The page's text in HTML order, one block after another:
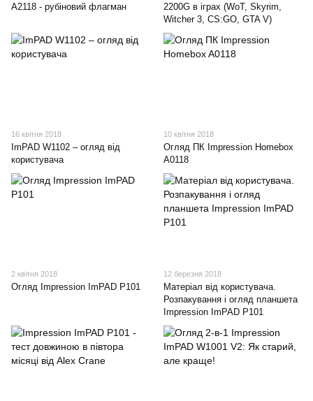
A2118 - рубіновий флагман
2200G в іграх (WoT, Skyrim,
Witcher 3, CS:GO, GTA V)
16 квітня 2018
ImPAD W1102 – огляд від
користувача
10 квітня 2018
Огляд ПК Impression Homebox
A0118
2 квітня 2018
Огляд Impression ImPAD P101
12 березня 2018
Матеріал від користувача.
Розпакування і огляд планшета
Impression ImPAD P101